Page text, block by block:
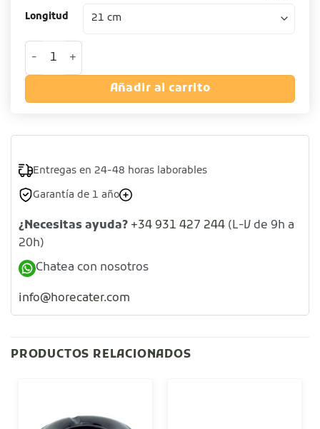
Longitud
Añadir al carrito
Entregas en 24-48 horas laborables
Garantía de 1 año
¿Necesitas ayuda? +34 931 427 244 (L-V de 9h a
20h)
Chatea con nosotros
info@horecater.com
PRODUCTOS RELACIONADOS